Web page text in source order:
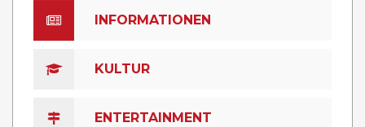
INFORMATIONEN
KULTUR
ENTERTAINMENT